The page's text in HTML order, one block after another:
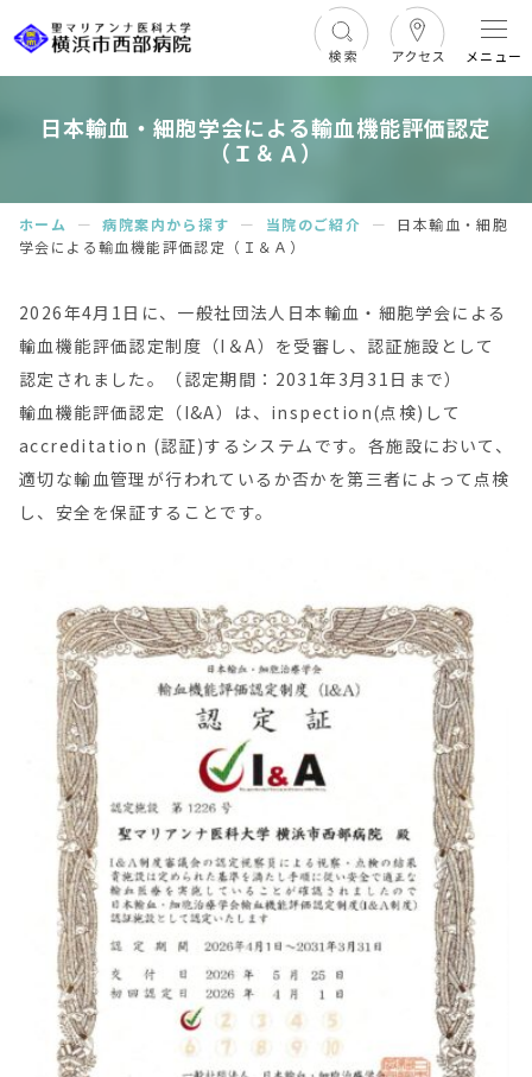
メニュー
日本輸血・細胞学会による輸血機能評価認定
（Ｉ＆Ａ）
ホーム ー 病院案内から探す ー 当院のご紹介 ー
日本輸血・細胞
学会による輸血機能評価認定（Ｉ＆Ａ）
2026年4月1日に、一般社団法人日本輸血・細胞学会による
輸血機能評価認定制度（I＆A）を受審し、認証施設として
認定されました。（認定期間：2031年3月31日まで）
輸血機能評価認定（I&A）は、inspection(点検)して
accreditation (認証)するシステムです。各施設において、
適切な輸血管理が行われているか否かを第三者によって点検
し、安全を保証することです。